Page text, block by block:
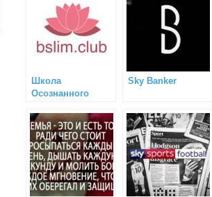
Школа
Осознанного
Sky Banker